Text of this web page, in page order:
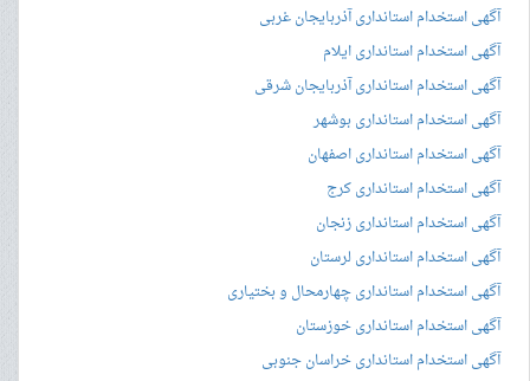
آگهی استخدام استانداری آذربایجان غربی
آگهی استخدام استانداری ایلام
آگهی استخدام استانداری آذربایجان شرقی
آگهی استخدام استانداری بوشهر
آگهی استخدام استانداری اصفهان
آگهی استخدام استانداری کرج
آگهی استخدام استانداری زنجان
آگهی استخدام استانداری لرستان
آگهی استخدام استانداری چهارمحال و بختیاری
آگهی استخدام استانداری خوزستان
آگهی استخدام استانداری خراسان جنوبی